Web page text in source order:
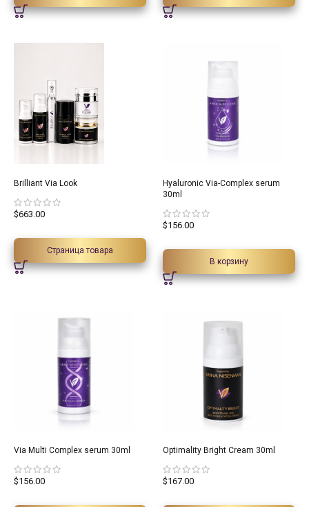
Brilliant Via Look
$663.00
Страница товара
Hyaluronic Via-Complex serum
30ml
$156.00
В корзину
Via Multi Complex serum 30ml
$156.00
Optimality Bright Cream 30ml
$167.00